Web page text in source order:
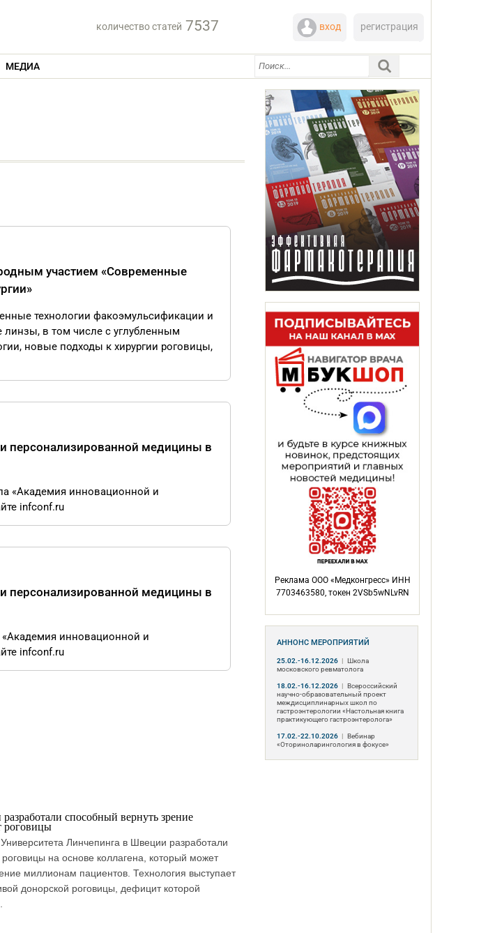
количество статей 7537 вход регистрация
МЕДИА
участием «Современные
технологии факоэмульсификации и
линзы, в том числе с углубленным
новые подходы к хирургии роговицы,
персонализированной медицины в
«Академия инновационной и
infconf.ru
персонализированной медицины в
«Академия инновационной и
infconf.ru
способный вернуть зрение
роговицы
Линчепинга в Швеции разработали
на основе коллагена, который может
миллионам пациентов. Технология выступает
донорской роговицы, дефицит которой
Реклама ООО «Медконгресс» ИНН
7703463580, токен 2VSb5wNLvRN
АННОНС МЕРОПРИЯТИЙ
25.02.-16.12.2026 | Школа
московского ревматолога
18.02.-16.12.2026 | Всероссийский
научно-образовательный проект
междисциплинарных школ по
гастроэнтерологии «Настольная книга
практикующего гастроэнтеролога»
17.02.-22.10.2026 | Вебинар
«Оториноларингология в фокусе»